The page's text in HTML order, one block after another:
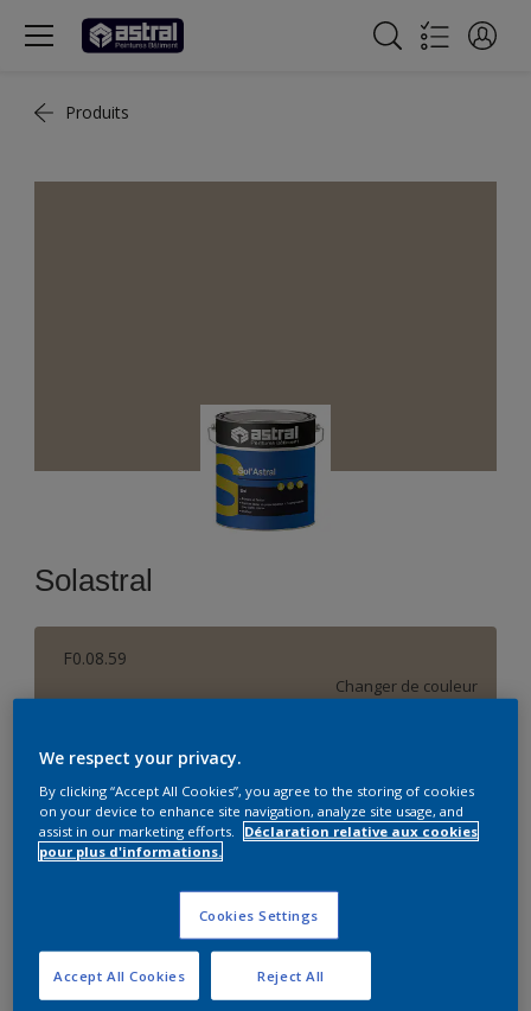
Produits
Solastral
F0.08.59
Changer de couleur
Format
5 L 10 L
Quantité
Ajouter à la liste d’achats
We respect your privacy.
By clicking “Accept All Cookies”, you agree to the storing of cookies
on your device to enhance site navigation, analyze site usage, and
assist in our marketing efforts.
Déclaration relative aux cookies
pour plus d'informations.
Cookies Settings
Reject All
Accept All Cookies